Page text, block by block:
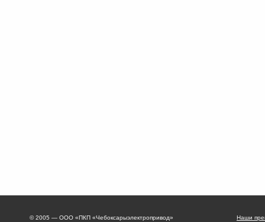
© 2005 — ООО «ПКП «Чебоксарыэлектропривод» Наши